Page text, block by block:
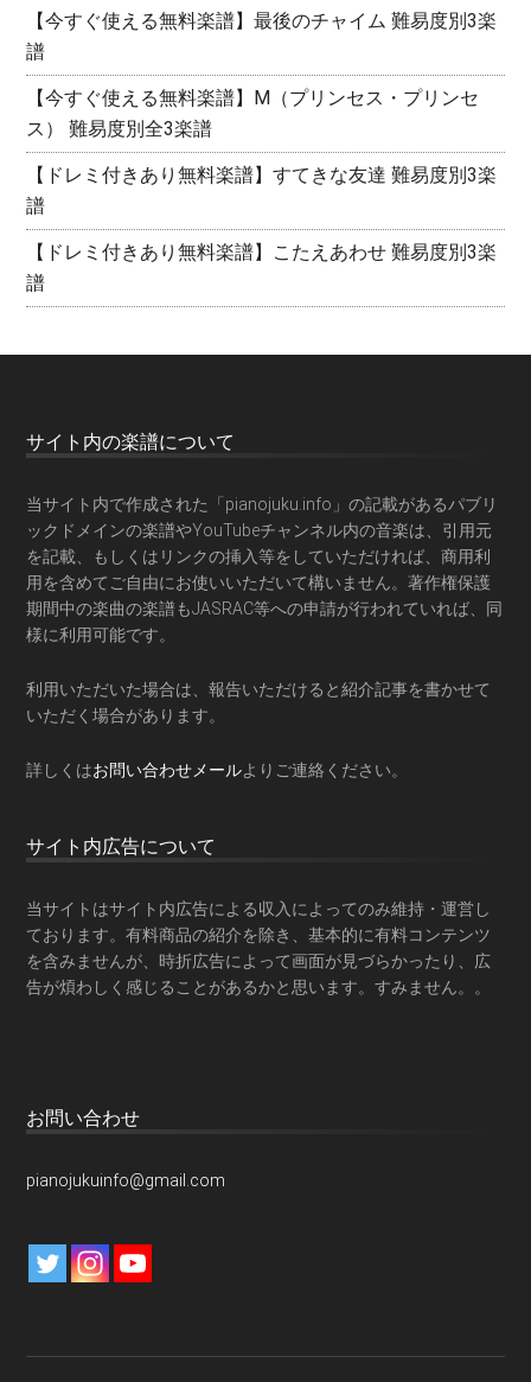
【今すぐ使える無料楽譜】最後のチャイム 難易度別3楽
譜
【今すぐ使える無料楽譜】M（プリンセス・プリンセ
ス） 難易度別全3楽譜
【ドレミ付きあり無料楽譜】すてきな友達 難易度別3楽
譜
【ドレミ付きあり無料楽譜】こたえあわせ 難易度別3楽
譜
サイト内の楽譜について
当サイト内で作成された「pianojuku.info」の記載があるパブリ
ックドメインの楽譜やYouTubeチャンネル内の音楽は、引用元
を記載、もしくはリンクの挿入等をしていただければ、商用利
用を含めてご自由にお使いいただいて構いません。著作権保護
期間中の楽曲の楽譜もJASRAC等への申請が行われていれば、同
様に利用可能です。
利用いただいた場合は、報告いただけると紹介記事を書かせて
いただく場合があります。
詳しくはお問い合わせメールよりご連絡ください。
サイト内広告について
当サイトはサイト内広告による収入によってのみ維持・運営し
ております。有料商品の紹介を除き、基本的に有料コンテンツ
を含みませんが、時折広告によって画面が見づらかったり、広
告が煩わしく感じることがあるかと思います。すみません。。
お問い合わせ
pianojukuinfo@gmail.com